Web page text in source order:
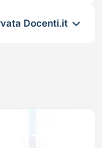
Docenti.it